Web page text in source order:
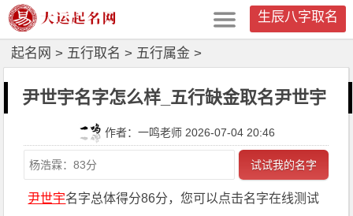
生辰八字取名
起名网 > 五行取名 > 五行属金 >
尹世宇名字怎么样_五行缺金取名尹世宇
作者：一鸣老师 2026-07-04 20:46
试试我的名字
尹世宇名字总体得分86分，您可以点击名字在线测试